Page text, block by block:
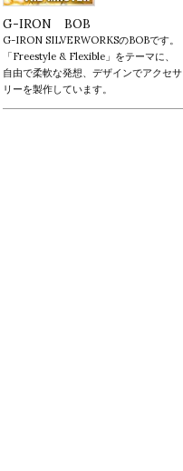
G-IRON BOB
G-IRON SILVERWORKSのBOBです。
「Freestyle & Flexible」をテーマに、
自由で柔軟な発想、デザインでアクセサ
リーを製作しています。